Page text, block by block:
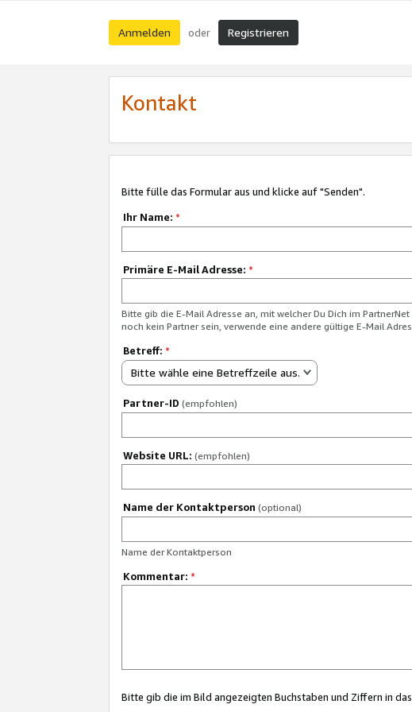
Anmelden oder Registrieren
Kontakt
Bitte fülle das Formular aus und klicke auf "Senden".
Ihr Name: *
Primäre E-Mail Adresse: *
Bitte gib die E-Mail Adresse an, mit welcher Du Dich im
noch kein Partner sein, verwende eine andere gültige E-Mail
Betreff: *
Bitte wähle eine Betreffzeile aus.
Partner-ID (empfohlen)
Website URL: (empfohlen)
Name der Kontaktperson (optional)
Name der Kontaktperson
Kommentar: *
Bitte gib die im Bild angezeigten Buchstaben und Ziffern in